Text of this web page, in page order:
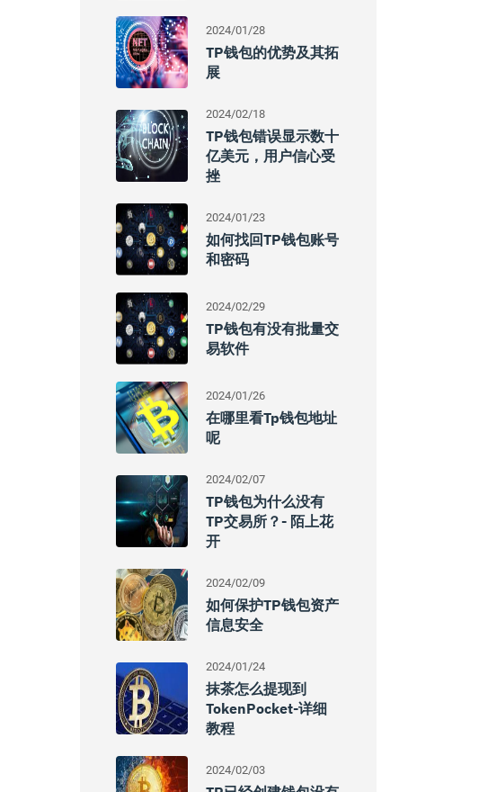
2024/01/28
TP钱包的优势及其拓
展
2024/02/18
TP钱包错误显示数十
亿美元，用户信心受
挫
2024/01/23
如何找回TP钱包账号
和密码
2024/02/29
TP钱包有没有批量交
易软件
2024/01/26
在哪里看tp钱包地址
呢
2024/02/07
TP钱包为什么没有
TP交易所？- 陌上花
开
2024/02/09
如何保护TP钱包资产
信息安全
2024/01/24
抹茶怎么提现到
TokenPocket-详细
教程
2024/02/03